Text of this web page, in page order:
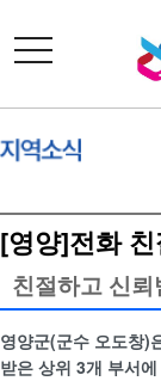
toggle
navigation
[영양]전화
친절하고 신
영양군(군수 오도창)
받은 상위 3개 부서